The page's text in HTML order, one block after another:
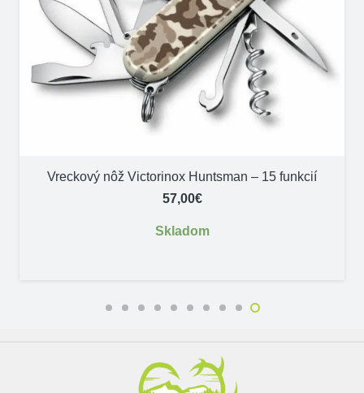
Vreckový nôž Victorinox Huntsman – 15 funkcií
57,00€
Skladom